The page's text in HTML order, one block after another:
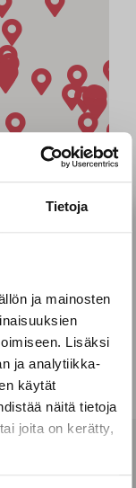
Tietoja
ja mainosten
Lisäksi
ja analytiikka-
käytät
näitä tietoja
joita on kerätty,